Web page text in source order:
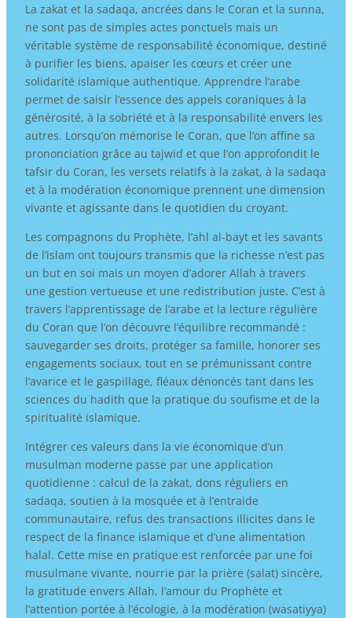
La zakat et la sadaqa, ancrées dans le Coran et la sunna,
ne sont pas de simples actes ponctuels mais un
véritable système de responsabilité économique, destiné
à purifier les biens, apaiser les cœurs et créer une
solidarité islamique authentique. Apprendre l’arabe
permet de saisir l’essence des appels coraniques à la
générosité, à la sobriété et à la responsabilité envers les
autres. Lorsqu’on mémorise le Coran, que l’on affine sa
prononciation grâce au tajwid et que l’on approfondit le
tafsir du Coran, les versets relatifs à la zakat, à la sadaqa
et à la modération économique prennent une dimension
vivante et agissante dans le quotidien du croyant.
Les compagnons du Prophète, l’ahl al-bayt et les savants
de l’islam ont toujours transmis que la richesse n’est pas
un but en soi mais un moyen d’adorer Allah à travers
une gestion vertueuse et une redistribution juste. C’est à
travers l’apprentissage de l’arabe et la lecture régulière
du Coran que l’on découvre l’équilibre recommandé :
sauvegarder ses droits, protéger sa famille, honorer ses
engagements sociaux, tout en se prémunissant contre
l’avarice et le gaspillage, fléaux dénoncés tant dans les
sciences du hadith que la pratique du soufisme et de la
spiritualité islamique.
Intégrer ces valeurs dans la vie économique d’un
musulman moderne passe par une application
quotidienne : calcul de la zakat, dons réguliers en
sadaqa, soutien à la mosquée et à l’entraide
communautaire, refus des transactions illicites dans le
respect de la finance islamique et d’une alimentation
halal. Cette mise en pratique est renforcée par une foi
musulmane vivante, nourrie par la prière (salat) sincère,
la gratitude envers Allah, l’amour du Prophète et
l’attention portée à l’écologie, à la modération (wasatiyya)